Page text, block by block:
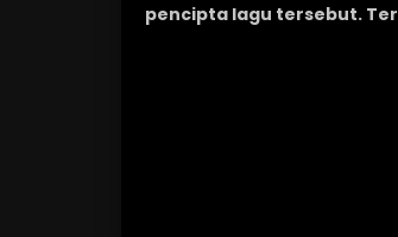
pencipta lagu tersebut.